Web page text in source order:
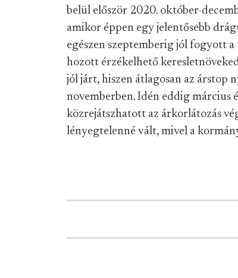
belül először 2020. október-
amikor éppen egy jelentősebb
egészen szeptemberig jól fogyott
hozott érzékelhető
jól járt, hiszen átlagosan az árstop
novemberben. Idén eddig március
közrejátszhatott az árkorlátozás
lényegtelenné vált, mivel a